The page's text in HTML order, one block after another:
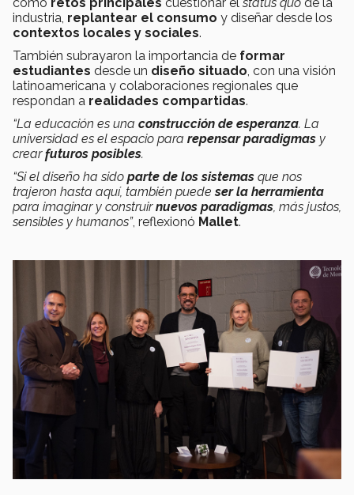
industria, replantear el consumo y diseñar desde los
contextos locales y sociales.
También subrayaron la importancia de formar
estudiantes desde un diseño situado, con una visión
latinoamericana y colaboraciones regionales que
respondan a realidades compartidas.
“La educación es una construcción de esperanza. La
universidad es el espacio para repensar paradigmas y
crearfuturos posibles.
“Si el diseño ha sido parte de los sistemas que nos
trajeron hasta aquí, también puedeser la herramienta
para imaginar y construirnuevos paradigmas, más justos,
sensibles y humanos”, reflexionó Mallet.